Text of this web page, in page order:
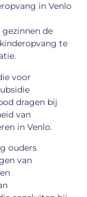
in Venlo
de
te
voor
dragen bij
van
in Venlo.
ouders
van